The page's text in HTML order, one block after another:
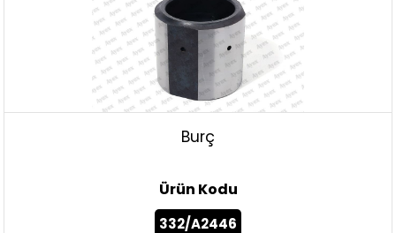
Burç
Ürün Kodu
332/A2446